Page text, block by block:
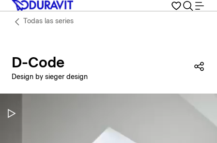
Todas las series
D-Code
Design by sieger design
Pausar vídeo